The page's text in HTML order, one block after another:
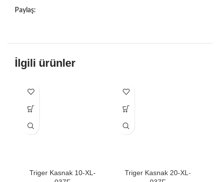
Paylaş:
İlgili ürünler
Triger Kasnak 10-XL-
Triger Kasnak 20-XL-